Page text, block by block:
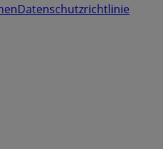
Datenschutzrichtlinie